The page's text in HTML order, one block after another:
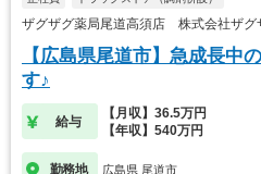
ザグザグ薬局尾道高須店 株式会社ザグ
【広島県尾道市】急成長中
す♪
給与
【月収】36.5万円
【年収】540万円
勤務地 広島県 尾道市